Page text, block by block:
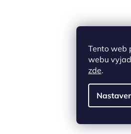
Tento web
webu
zde.